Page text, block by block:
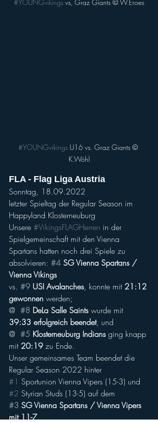
#YOUNGvikings vs, Graz Giants © W.Eroes
#YOUNGvikings U16 vs. Graz Giants ©
K.Wöhl
FLA - Flag Liga Austria
Sonntag, 18.09.2022
letzter Spieltag der Regular Season im
Happyland Klosterneuburg
Unsere #VikingsFLAGHerren in der
Spielgemeinschaft mit den Vienna
Spartans hatten noch drei Spiele zu
absolvieren: #4 SG Vienna Spartans /
Vienna Vikings
vs. #9 USI Avalanches, konnte mit 21:12
gewonnen werden;
@ #8 DeLa Salle Saints wurde mit
39:33 erfolgreich beendet, und
@ #5 Klosterneuburg Indians ging knapp
mit 20:19 zu Ende.
Unser gemeinsames Team beendet die
Regular Season 2022 hinter
#1 Sportunion Vienna Vipers (15-3) und
#2 Styrian Studs (13-5) auf dem
#3 SG Vienna Spartans / Vienna Vipers
mit 11-7